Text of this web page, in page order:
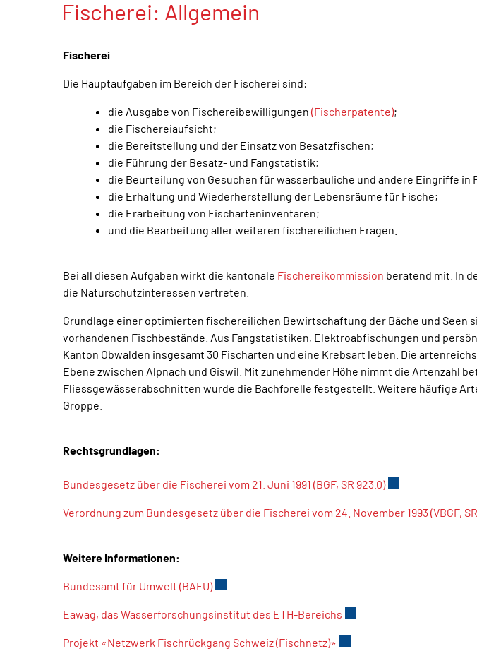
Fischerei: Allgemein
Fischerei
Die Hauptaufgaben im Bereich der Fischerei sind:
die Ausgabe von Fischereibewilligungen (Fischerpatente);
die Fischereiaufsicht;
die Bereitstellung und der Einsatz von Besatzfischen;
die Führung der Besatz- und Fangstatistik;
die Beurteilung von Gesuchen für wasserbauliche und andere Eingriffe in
die Erhaltung und Wiederherstellung der Lebensräume für Fische;
die Erarbeitung von Fischarteninventaren;
und die Bearbeitung aller weiteren fischereilichen Fragen.
Bei all diesen Aufgaben wirkt die kantonale Fischereikommission beratend mit. In
die Naturschutzinteressen vertreten.
Grundlage einer optimierten fischereilichen Bewirtschaftung der Bäche und Seen
vorhandenen Fischbestände. Aus Fangstatistiken, Elektroabfischungen und
Kanton Obwalden insgesamt 30 Fischarten und eine Krebsart leben. Die
Ebene zwischen Alpnach und Giswil. Mit zunehmender Höhe nimmt die Artenzahl
Fliessgewässerabschnitten wurde die Bachforelle festgestellt. Weitere häufige
Groppe.
Rechtsgrundlagen:
Bundesgesetz über die Fischerei vom 21. Juni 1991 (BGF, SR 923.0)Externer Link
Verordnung zum Bundesgesetz über die Fischerei vom 24. November 1993 (VBGF, SR
Weitere Informationen:
Bundesamt für Umwelt (BAFU)Externer Link wird in einem neuen Fenster geöffnet.
Eawag, das Wasserforschungsinstitut des ETH-Bereichs
Projekt «Netzwerk Fischrückgang Schweiz (Fischnetz)»
Zugehörige Objekte